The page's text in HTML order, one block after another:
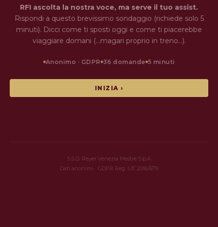
RFI ascolta la nostra voce, ma serve il tuo assist.
Rispondi a questo brevissimo sondaggio (richiede solo 5
minuti). Dicci come ti sposti oggi e come ti piacerebbe
viaggiare domani (…magari proprio in treno…).
Anonimo · GDPR 36 domande 5 minuti
INIZIA ›
S.S.D. Reyer Venezia Mestre S.p.A.
Dati anonimi · GDPR Reg. UE 2016/679